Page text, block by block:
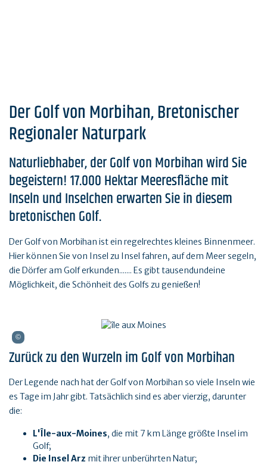
Der Golf von Morbihan, Bretonischer
Regionaler Naturpark
Naturliebhaber, der Golf von Morbihan wird Sie
begeistern! 17.000 Hektar Meeresfläche mit
Inseln und Inselchen erwarten Sie in diesem
bretonischen Golf.
Der Golf von Morbihan ist ein regelrechtes kleines Binnenmeer.
Hier können Sie von Insel zu Insel fahren, auf dem Meer segeln,
die Dörfer am Golf erkunden....... Es gibt tausendundeine
Möglichkeit, die Schönheit des Golfs zu genießen!
Zurück zu den Wurzeln im Golf von Morbihan
Der Legende nach hat der Golf von Morbihan so viele Inseln wie
es Tage im Jahr gibt. Tatsächlich sind es aber vierzig, darunter
die:
L'Île-aux-Moines, die mit 7 km Länge größte Insel im
Golf;
Die Insel Arz mit ihrer unberührten Natur;